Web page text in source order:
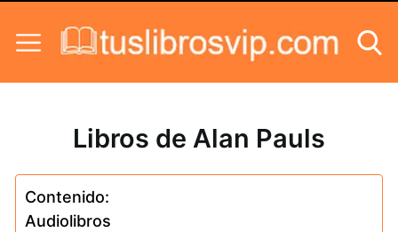
Libros de Alan Pauls
Contenido:
Audiolibros